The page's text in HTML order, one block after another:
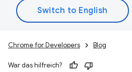
Chrome for Developers Blog
War das hilfreich?